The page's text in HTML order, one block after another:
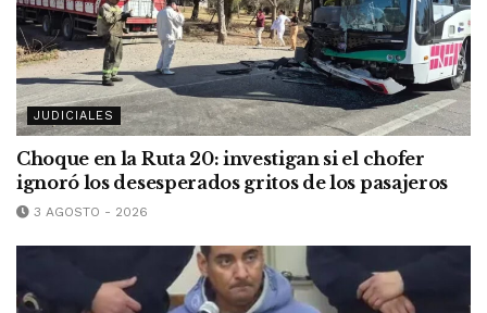
JUDICIALES
Choque en la Ruta 20: investigan si el chofer
ignoró los desesperados gritos de los pasajeros
3 AGOSTO - 2026